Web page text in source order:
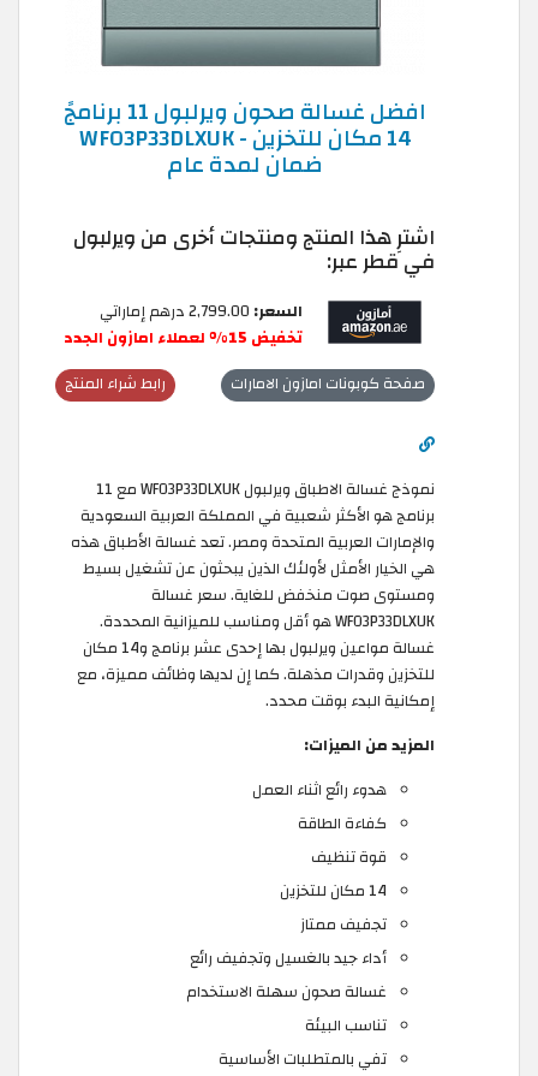
افضل غسالة صحون ويرلبول 11 برنامجً
14 مكان للتخزين - WFO3P33DLXUK
ضمان لمدة عام
اشترِ هذا المنتج ومنتجات أخرى من ويرلبول
في قطر عبر:
السعر:
تخفيض 15% لعملاء امازون الجدد
رابط شراء المنتج صفحة كوبونات امازون الامارات
نموذج غسالة الاطباق ويرلبول WFO3P33DLXUK مع 11
برنامج هو الأكثر شعبية في المملكة العربية السعودية
والإمارات العربية المتحدة ومصر. تعد غسالة الأطباق هذه
هي الخيار الأمثل لأولئك الذين يبحثون عن تشغيل بسيط
ومستوى صوت منخفض للغاية. سعر غسالة
WFO3P33DLXUK هو أقل ومناسب للميزانية المحددة.
غسالة مواعين ويرلبول بها إحدى عشر برنامج و14 مكان
للتخزين وقدرات مذهلة. كما إن لديها وظائف مميزة، مع
إمكانية البدء بوقت محدد.
المزيد من الميزات:
هدوء رائع اثناء العمل
كفاءة الطاقة
قوة تنظيف
14 مكان للتخزين
تجفيف ممتاز
أداء جيد بالغسيل وتجفيف رائع
غسالة صحون سهلة الاستخدام
تناسب البيئة
تفي بالمتطلبات الأساسية